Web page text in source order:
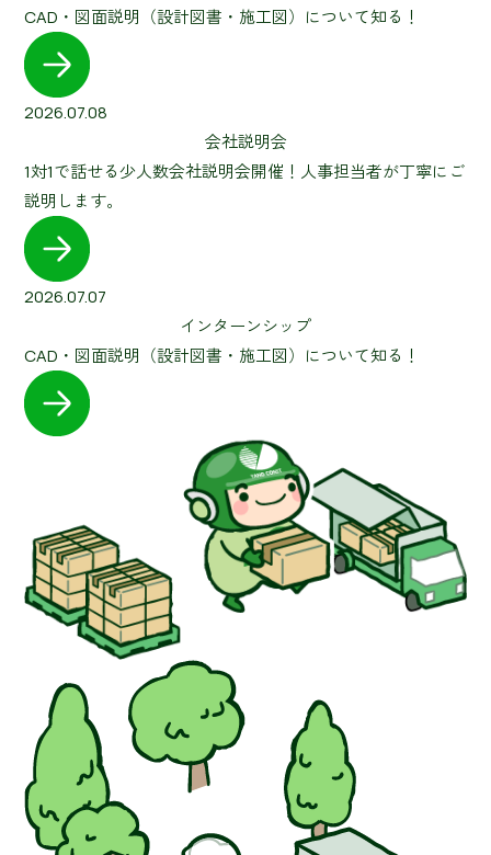
CAD・図面説明（設計図書・施工図）について知る！
2026.07.08
会社説明会
1対1で話せる少人数会社説明会開催！人事担当者が丁寧にご
説明します。
2026.07.07
インターンシップ
CAD・図面説明（設計図書・施工図）について知る！